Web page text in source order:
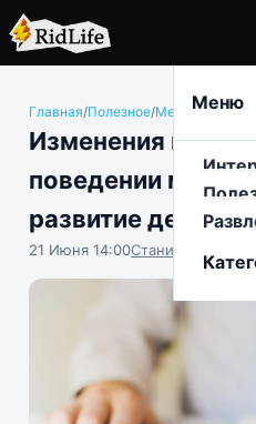
Меню
Главная/Полезное/Медицина и
Изменения в
поведении могут
развитие
21 Июня 14:00Станислав